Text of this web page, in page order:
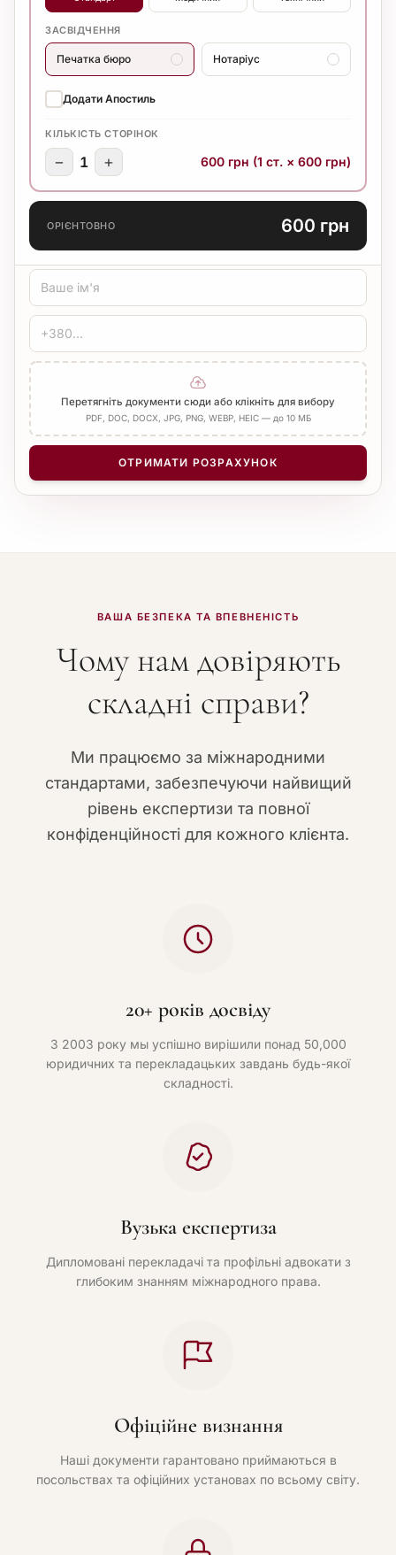
ЗАСВІДЧЕННЯ
Печатка бюро Нотаріус
Додати Апостиль
КІЛЬКІСТЬ СТОРІНОК
− 1 + 600 грн (1 ст. × 600 грн)
ОРІЄНТОВНО 600 грн
Перетягніть документи сюди або клікніть для вибору
PDF, DOC, DOCX, JPG, PNG, WEBP, HEIC — до 10 МБ
ОТРИМАТИ РОЗРАХУНОК
ВАША БЕЗПЕКА ТА ВПЕВНЕНІСТЬ
Чому нам довіряють
складні справи?
Ми працюємо за міжнародними
стандартами, забезпечуючи найвищий
рівень експертизи та повної
конфіденційності для кожного клієнта.
20+ років досвіду
З 2003 року мы успішно вирішили понад 50,000
юридичних та перекладацьких завдань будь-якої
складності.
Вузька експертиза
Дипломовані перекладачі та профільні адвокати з
глибоким знанням міжнародного права.
Офіційне визнання
Наші документи гарантовано приймаються в
посольствах та офіційних установах по всьому світу.